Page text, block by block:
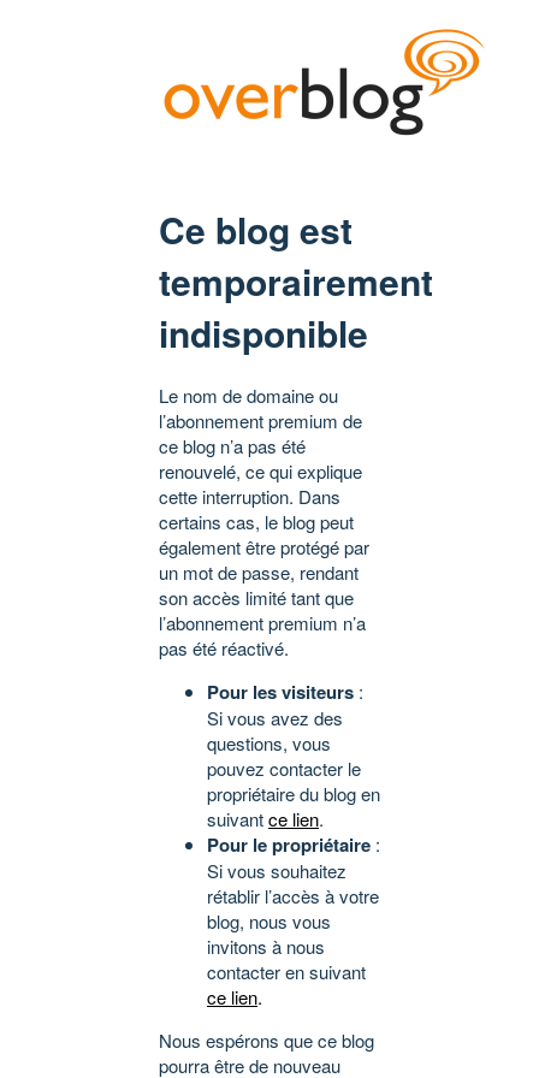
Ce blog est
temporairement
indisponible
Le nom de domaine ou
l’abonnement premium de
ce blog n’a pas été
renouvelé, ce qui explique
cette interruption. Dans
certains cas, le blog peut
également être protégé par
un mot de passe, rendant
son accès limité tant que
l’abonnement premium n’a
pas été réactivé.
Pour les visiteurs :
Si vous avez des
questions, vous
pouvez contacter le
propriétaire du blog en
suivantce lien.
Pour le propriétaire :
Si vous souhaitez
rétablir l’accès à votre
blog, nous vous
invitons à nous
contacter en suivant
ce lien.
Nous espérons que ce blog
pourra être de nouveau